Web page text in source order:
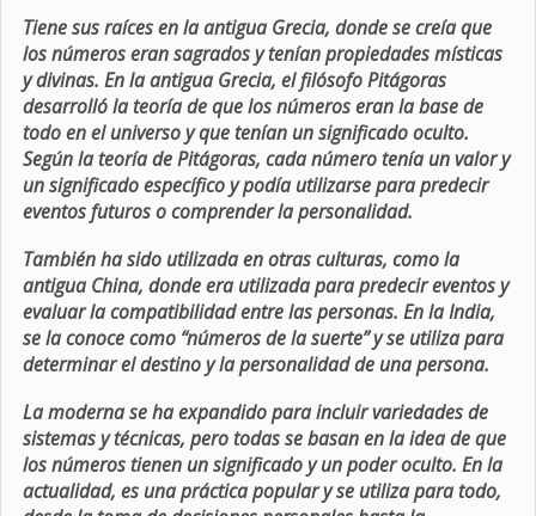
Tiene sus raíces en la antigua Grecia, donde se creía que
los números eran sagrados y tenían propiedades místicas
y divinas. En la antigua Grecia, el filósofo Pitágoras
desarrolló la teoría de que los números eran la base de
todo en el universo y que tenían un significado oculto.
Según la teoría de Pitágoras, cada número tenía un valor y
un significado específico y podía utilizarse para predecir
eventos futuros o comprender la personalidad.
También ha sido utilizada en otras culturas, como la
antigua China, donde era utilizada para predecir eventos y
evaluar la compatibilidad entre las personas. En la India,
se la conoce como “números de la suerte” y se utiliza para
determinar el destino y la personalidad de una persona.
La moderna se ha expandido para incluir variedades de
sistemas y técnicas, pero todas se basan en la idea de que
los números tienen un significado y un poder oculto. En la
actualidad, es una práctica popular y se utiliza para todo,